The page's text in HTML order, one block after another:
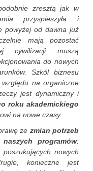
zresztą jak w
przyspieszyła i
powyżej od dawna już
mają pozostać
cywilizacji muszą
do nowych
Szkól biznesu
na organiczne
jest dynamiczny i
roku akademickiego
na nowe czasy.
ze zmian potrzeb
programów:
poszukujących nowych
konieczne jest